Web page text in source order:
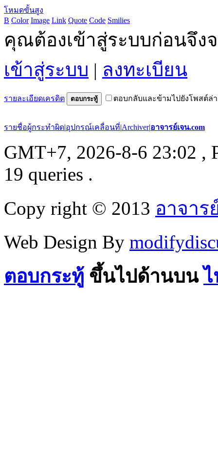
โหมดขั้นสูง
B Color Image Link Quote Code Smilies
คุณต้องเข้าสู่ระบบก่อนจึง
เข้าสู่ระบบ | ลงทะเบียน
รายละเอียดเครดิต ตอบกระทู้ ตอบกลับและข้ามไปยังโพสต์ล่
รายชื่อผู้กระทำผิด|อุปกรณ์เคลื่อนที่|Archiver|อาจารย์เจน.com
GMT+7, 2026-8-6 23:02 ,
19 queries .
Copy right © 2013 อาจาร
Web Design By
ตอบกระทู้ ขึ้นไปด้านบน